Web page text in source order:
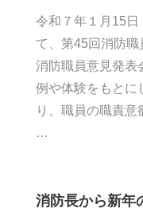
令和７年１月15
て、第45回消防職
消防職員意見発表
例や体験をもとに
り、職員の職責意
…
消防長から新年